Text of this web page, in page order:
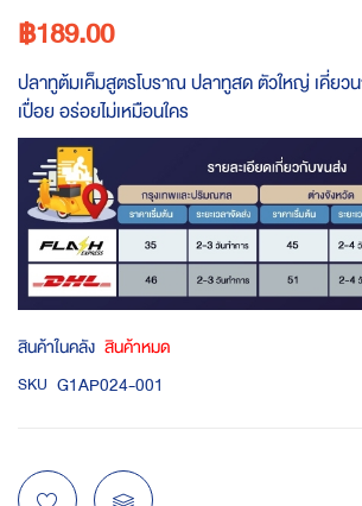
฿189.00
ปลาทูต้มเค็มสูตรโบราณ ปลาทูสด ตัวใหญ่ เคี่ยวน
เปื่อย อร่อยไม่เหมือนใคร
สินค้าในคลัง สินค้าหมด
SKU G1AP024-001